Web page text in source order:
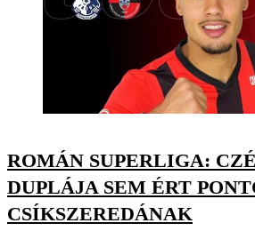
ROMÁN SUPERLIGA:
DUPLÁJA SEM ÉRT
CSÍKSZEREDÁNAK